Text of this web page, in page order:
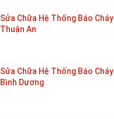
Sửa Chữa Hệ Thống Báo
Thuận An
Sửa Chữa Hệ Thống Báo
Bình Dương